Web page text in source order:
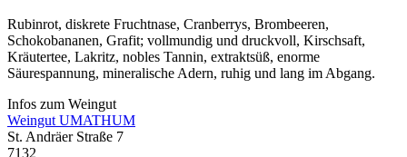
Rubinrot, diskrete Fruchtnase, Cranberrys, Brombeeren,
Schokobananen, Grafit; vollmundig und druckvoll, Kirschsaft,
Kräutertee, Lakritz, nobles Tannin, extraktsüß, enorme
Säurespannung, mineralische Adern, ruhig und lang im Abgang.
Infos zum Weingut
Weingut UMATHUM
St. Andräer Straße 7
7132